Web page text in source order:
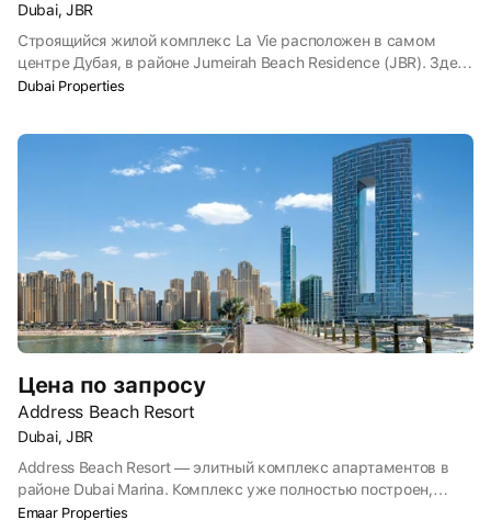
Dubai, JBR
Строящийся жилой комплекс La Vie расположен в самом
центре Дубая, в районе Jumeirah Beach Residence (JBR). Здесь
сосредоточено множество ресторанов, развлекательных и
Dubai Properties
Цена по запросу
Address Beach Resort
Dubai, JBR
Address Beach Resort — элитный комплекс апартаментов в
районе Dubai Marina. Комплекс уже полностью построен,
поэтому в доме создана инфраструктура для жильцов. Также
Emaar Properties